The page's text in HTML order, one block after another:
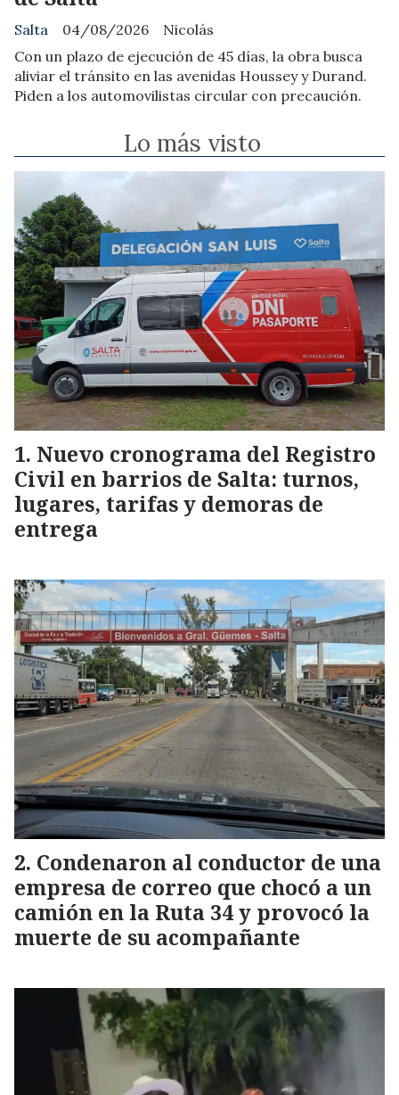
Nicolás
Salta
04/08/2026
Con un plazo de ejecución de 45 días, la obra busca
aliviar el tránsito en las avenidas Houssey y Durand.
Piden a los automovilistas circular con precaución.
Lo más visto
Nuevo cronograma del Registro
Civil en barrios de Salta: turnos,
lugares, tarifas y demoras de
entrega
Condenaron al conductor de una
empresa de correo que chocó a un
camión en la Ruta 34 y provocó la
muerte de su acompañante